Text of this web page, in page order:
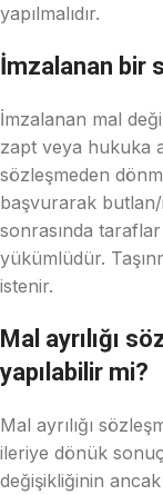
yapılmalıdır.
İmzalanan bir
İmzalanan mal
zapt veya hukuka
sözleşmeden
başvurarak
sonrasında taraflar
yükümlüdür.
istenir.
Mal ayrılığı
yapılabilir mi?
Mal ayrılığı
ileriye dönük
değişikliğinin